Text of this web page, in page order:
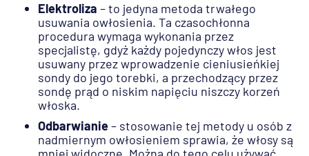
Elektroliza – to jedyna metoda trwałego
usuwania owłosienia. Ta czasochłonna
procedura wymaga wykonania przez
specjalistę, gdyż każdy pojedynczy włos jest
usuwany przez wprowadzenie cieniusieńkiej
sondy do jego torebki, a przechodzący przez
sondę prąd o niskim napięciu niszczy korzeń
włoska.
Odbarwianie– stosowanie tej metody u osób z
nadmiernym owłosieniem sprawia, że włosy są